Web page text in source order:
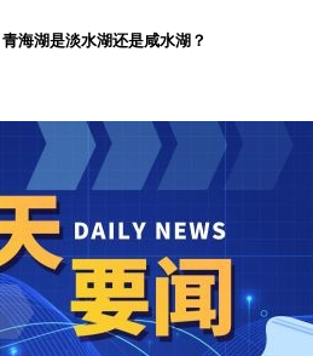
海湖是淡水湖还是咸水湖？